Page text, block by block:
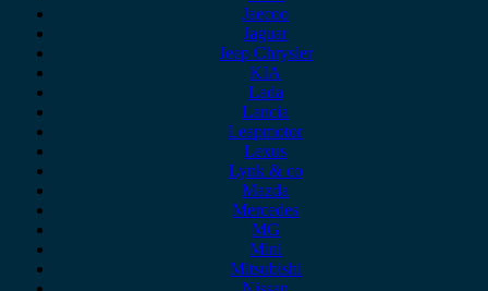
Jaecoo
Jaguar
Jeep Chrysler
KIA
Lada
Lancia
Leapmotor
Lexus
Lynk & co
Mazda
Mercedes
MG
Mini
Mitsubishi